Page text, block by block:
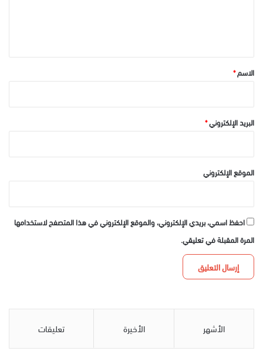
*الاسم*
البريد الإلكتروني*
الموقع الإلكتروني
احفظ اسمي، بريدي الإلكتروني، والموقع الإلكتروني في هذا المتصفح لاستخدامها
المرة المقبلة في تعليقي.
الأشهر الأخيرة تعليقات